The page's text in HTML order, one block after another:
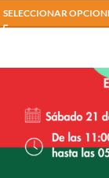
SELECCIONAR